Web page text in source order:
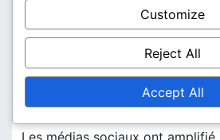
dynamique de l’équipe. Une
l’Angleterre peut entraîner un
enthousiasme accrus, tandis
l’Italie pourrait entraîner des
au changement. Les fans
la création de l’atmosphère
Les médias sociaux ont
Customize
Reject All
Accept All